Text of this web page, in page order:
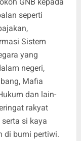
seperti
Sistem
yang
negeri,
Mafia
dan lain-
rakyat
si kaya
di bumi pertiwi.